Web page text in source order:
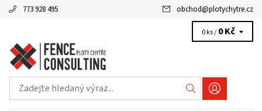
773 928 495 obchod@plotychytre.cz
0 ks / 0 Kč